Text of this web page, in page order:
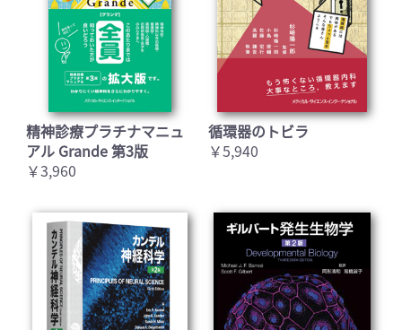
精神診療プラチナマニュ
アル Grande 第3版
￥3,960
循環器のトビラ
￥5,940